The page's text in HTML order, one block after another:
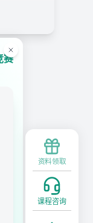
资料领取
课程咨询
赛